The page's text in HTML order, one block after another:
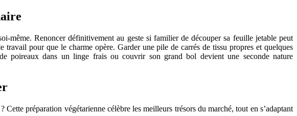
même. Renoncer définitivement au geste si familier de découper sa feuille jetable peut
pour que le charme opère. Garder une pile de carrés de tissu propres et quelques
poireaux dans un linge frais ou couvrir son grand bol devient une seconde nature
préparation végétarienne célèbre les meilleurs trésors du marché, tout en s’adaptant